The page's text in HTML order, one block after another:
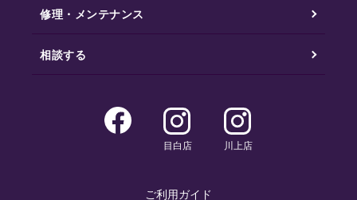
修理・メンテナンス
相談する
目白店 川上店
ご利用ガイド